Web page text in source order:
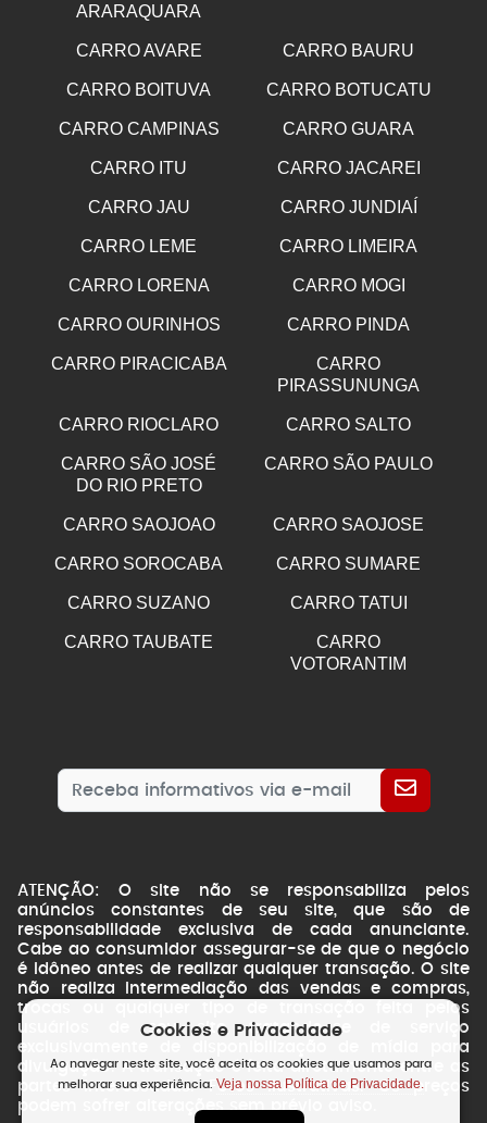
ARARAQUARA
CARRO AVARE CARRO BAURU
CARRO BOITUVA CARRO BOTUCATU
CARRO CAMPINAS CARRO GUARA
CARRO ITU CARRO JACAREI
CARRO JAU CARRO JUNDIAÍ
CARRO LEME CARRO LIMEIRA
CARRO LORENA CARRO MOGI
CARRO OURINHOS CARRO PINDA
CARRO PIRACICABA
CARRO
PIRASSUNUNGA
CARRO RIOCLARO CARRO SALTO
CARRO SÃO JOSÉ
DO RIO PRETO
CARRO SÃO PAULO
CARRO SAOJOAO CARRO SAOJOSE
CARRO SOROCABA CARRO SUMARE
CARRO SUZANO CARRO TATUI
CARRO TAUBATE
CARRO
VOTORANTIM
ATENÇÃO: O site não se responsabiliza pelos
anúncios constantes de seu site, que são de
responsabilidade exclusiva de cada anunciante.
Cabe ao consumidor assegurar-se de que o negócio
é idôneo antes de realizar qualquer transação. O site
não realiza intermediação das vendas e compras,
trocas ou qualquer tipo de transação feita pelos
usuários de seu site, tratando-se de serviço
exclusivamente de disponibilização de mídia para
divulgação. A transação é feita diretamente entre as
partes interessadas. Fotos ilustrativas. Os preços
podem sofrer alterações sem prévio aviso.
Cookies e Privacidade
Ao navegar neste site, você aceita os cookies que usamos para
melhorar sua experiência.Veja nossa Política de Privacidade.